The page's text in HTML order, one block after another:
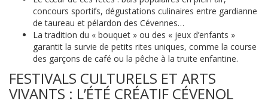
concours sportifs, dégustations culinaires entre gardianne
de taureau et pélardon des Cévennes…
La tradition du « bouquet » ou des « jeux d’enfants »
garantit la survie de petits rites uniques, comme la course
des garçons de café ou la pêche à la truite enfantine.
FESTIVALS CULTURELS ET ARTS
VIVANTS : L’ÉTÉ CRÉATIF CÉVENOL